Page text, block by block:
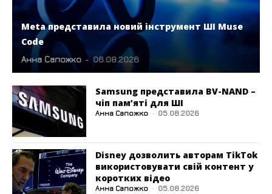
Meta представила новий інструмент ШІ Muse
Code
Анна Сапожко - 06.08.2026
Samsung представила BV-NAND –
чіп пам’яті для ШІ
Анна Сапожко - 05.08.2026
Disney дозволить авторам TikTok
використовувати свій контент у
коротких відео
Анна Сапожко - 05.08.2026